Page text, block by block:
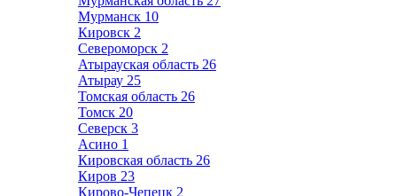
Мурманск 10
Кировск 2
Североморск 2
Атырауская область 26
Атырау 25
Томская область 26
Томск 20
Северск 3
Асино 1
Кировская область 26
Киров 23
Кирово-Чепецк 2